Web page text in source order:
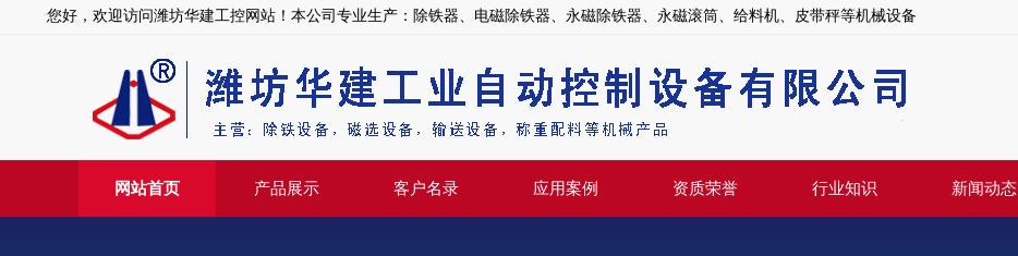
您好，欢迎访问潍坊华建工控网站！本公司专业生产：除铁器、电磁除铁器、永磁除铁器、永磁滚筒、给料机、皮带秤等机械设备
网站首页 产品展示 客户名录 应用案例 资质荣誉 行业知识 新闻动态